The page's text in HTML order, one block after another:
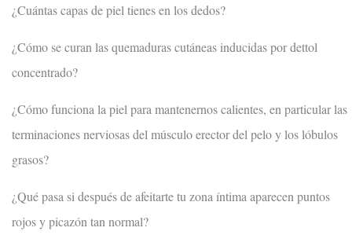
¿Cuántas capas de piel tienes en los dedos?
¿Cómo se curan las quemaduras cutáneas inducidas por dettol
concentrado?
¿Cómo funciona la piel para mantenernos calientes, en particular las
terminaciones nerviosas del músculo erector del pelo y los lóbulos
grasos?
¿Qué pasa si después de afeitarte tu zona íntima aparecen puntos
rojos y picazón tan normal?